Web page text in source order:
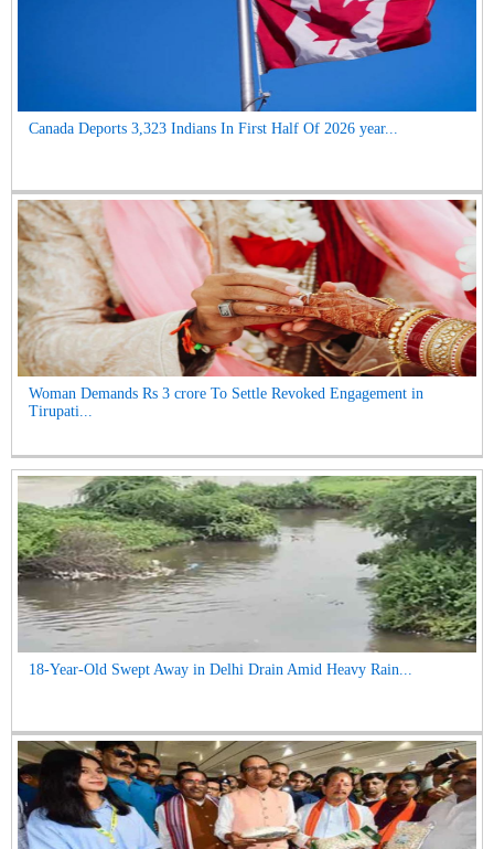
Canada Deports 3,323 Indians In First Half Of 2026 year...
Woman Demands Rs 3 crore To Settle Revoked Engagement in
Tirupati...
18-Year-Old Swept Away in Delhi Drain Amid Heavy Rain...